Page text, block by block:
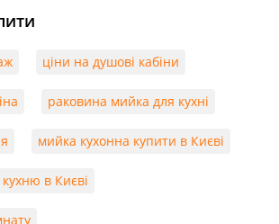
ціни на душові кабіни
раковина мийка для кухні
мийка кухонна купити в Києві
в Києві